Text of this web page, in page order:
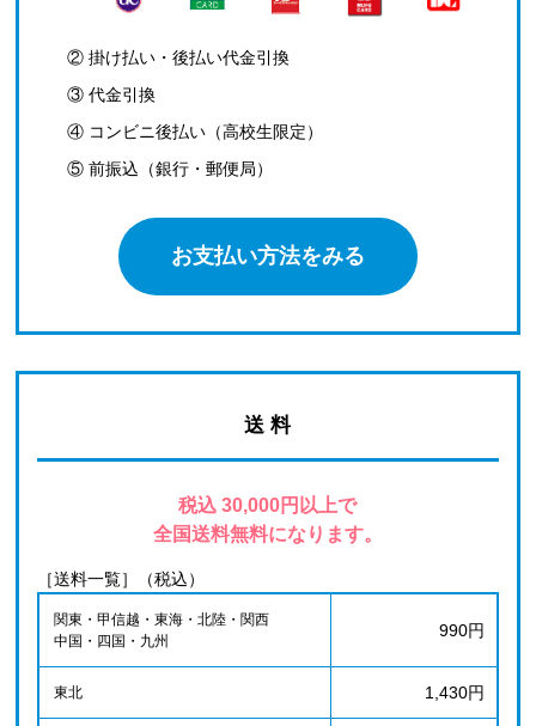
② 掛け払い・後払い代金引換
③ 代金引換
④ コンビニ後払い（高校生限定）
⑤ 前振込（銀行・郵便局）
お支払い方法をみる
送 料
税込 30,000円以上で
全国送料無料になります。
［送料一覧］（税込）
関東・甲信越・東海・北陸・関西
中国・四国・九州
990円
東北 1,430円